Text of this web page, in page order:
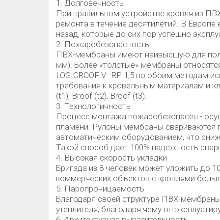
1. Долговечность
При правильном устройстве кровля из
ремонта в течение десятилетий. В
назад, которые до сих пор успешно
2. Пожаробезопасность
ПВХ-мембраны имеют наивысшую для
мм). Более «толстые» мембраны
LOGICROOF V–RP 1,5 по обоим методам
требования к кровельным материалам и
(t1), Broof (t2), Broof (t3).
3. Технологичность
Процесс монтажа пожаробезопасен -
пламени. Рулоны мембраны свариваются
автоматическим оборудованием, что
Такой способ дает 100% надежность
4. Высокая скорость укладки
Бригада из 8 человек может уложить до
коммерческих объектов с кровлями
5. Паропроницаемость
Благодаря своей структуре ПВХ-
утеплителя, благодаря чему он